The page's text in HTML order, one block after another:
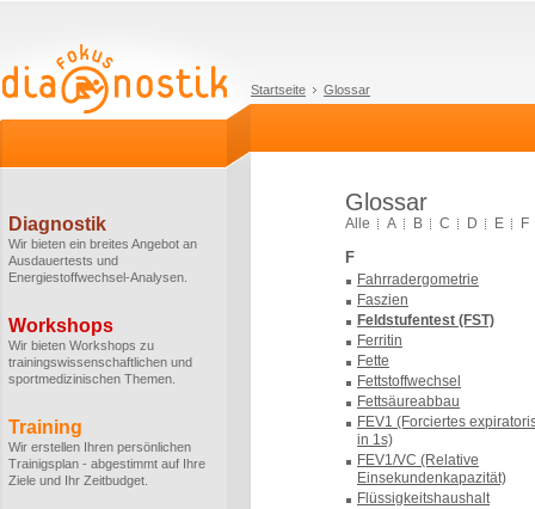
Startseite Glossar
Diagnostik
Wir bieten ein breites Angebot an
Ausdauertests und
Energiestoffwechsel-Analysen.
Workshops
Wir bieten Workshops zu
trainingswissenschaftlichen und
sportmedizinischen Themen.
Training
Wir erstellen Ihren persönlichen
Trainigsplan - abgestimmt auf Ihre
Ziele und Ihr Zeitbudget.
Glossar
Alle A B C D E F
F
Fahrradergometrie
Faszien
Feldstufentest (FST)
Ferritin
Fette
Fettstoffwechsel
Fettsäureabbau
FEV1 (Forciertes
in 1s)
FEV1/VC (Relative
Einsekundenkapazität)
Flüssigkeitshaushalt